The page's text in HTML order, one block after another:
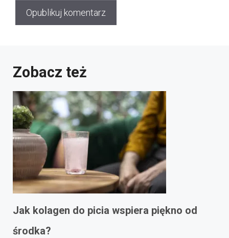
Zobacz też
Jak kolagen do picia wspiera piękno od
środka?